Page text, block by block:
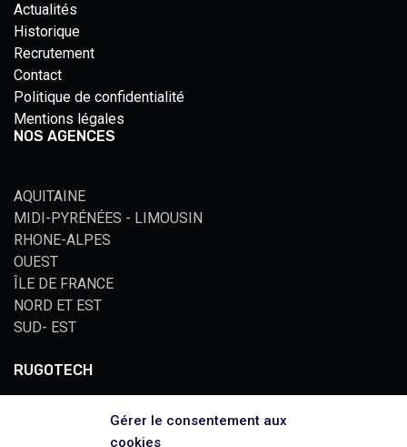
Gérer le consentement aux
cookies
Actualités
Historique
Recrutement
Contact
Politique de confidentialité
Mentions légales
NOS AGENCES
AQUITAINE
MIDI-PYRÉNÉES - LIMOUSIN
RHONE-ALPES
OUEST
ÎLE DE FRANCE
NORD ET EST
SUD- EST
RUGOTECH
Spécialiste de la préparation de sol en France depuis plus
de 30 ans. Une expertise reconnue depuis 1989.